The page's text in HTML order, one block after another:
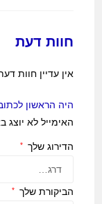
חוות דעת
אין עדיין חוות
היה הראשון לכתוב סקירה
האימייל לא יוצג
הדירוג שלך *
הביקורת שלך *